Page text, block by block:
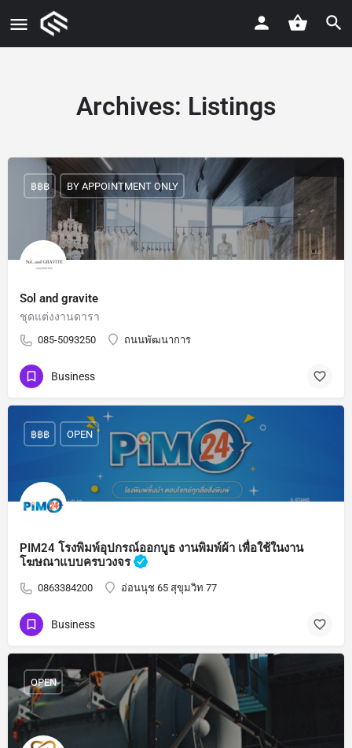
Archives: Listings
Sol and gravite
ชุดแต่งงานดารา
085-5093250 ถนนพัฒนาการ
฿฿฿ BY APPOINTMENT ONLY
Business
PIM24 โรงพิมพ์อุปกรณ์ออกบูธ งานพิมพ์ผ้า เพื่อใช้ในงาน
โฆษณาแบบครบวงจร
0863384200 อ่อนนุช 65 สุขุมวิท 77
฿฿฿ OPEN
Business
OPEN